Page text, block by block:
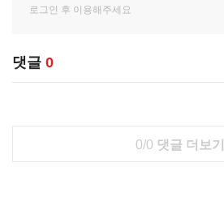
댓글 0
0/0 댓글 더보기